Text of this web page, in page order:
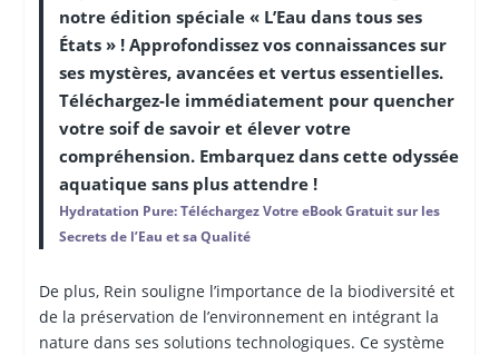
notre édition spéciale « L’Eau dans tous ses
États » ! Approfondissez vos connaissances sur
ses mystères, avancées et vertus essentielles.
Téléchargez-le immédiatement pour quencher
votre soif de savoir et élever votre
compréhension. Embarquez dans cette odyssée
aquatique sans plus attendre !
Hydratation Pure: Téléchargez Votre eBook Gratuit sur les
Secrets de l’Eau et sa Qualité
De plus, Rein souligne l’importance de la biodiversité et
de la préservation de l’environnement en intégrant la
nature dans ses solutions technologiques. Ce système